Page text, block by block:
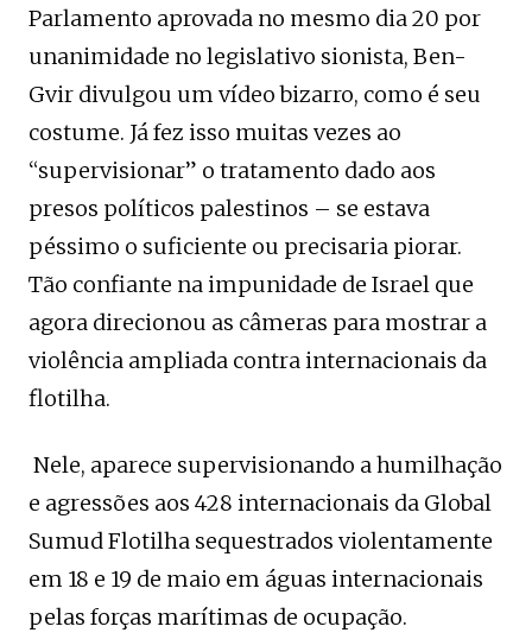
Parlamento aprovada no mesmo dia 20 por
unanimidade no legislativo sionista, Ben-
Gvir divulgou um vídeo bizarro, como é seu
costume. Já fez isso muitas vezes ao
“supervisionar” o tratamento dado aos
presos políticos palestinos – se estava
péssimo o suficiente ou precisaria piorar.
Tão confiante na impunidade de Israel que
agora direcionou as câmeras para mostrar a
violência ampliada contra internacionais da
flotilha.
Nele, aparece supervisionando a humilhação
e agressões aos 428 internacionais da Global
Sumud Flotilha sequestrados violentamente
em 18 e 19 de maio em águas internacionais
pelas forças marítimas de ocupação.